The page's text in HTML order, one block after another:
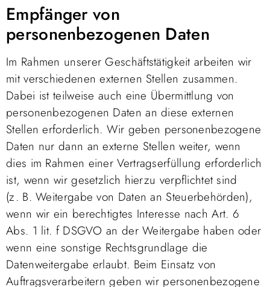
Empfänger von
personenbezogenen Daten
Im Rahmen unserer Geschäftstätigkeit arbeiten wir
mit verschiedenen externen Stellen zusammen.
Dabei ist teilweise auch eine Übermittlung von
personenbezogenen Daten an diese externen
Stellen erforderlich. Wir geben personenbezogene
Daten nur dann an externe Stellen weiter, wenn
dies im Rahmen einer Vertragserfüllung erforderlich
ist, wenn wir gesetzlich hierzu verpflichtet sind
(z. B. Weitergabe von Daten an Steuerbehörden),
wenn wir ein berechtigtes Interesse nach Art. 6
Abs. 1 lit. f DSGVO an der Weitergabe haben oder
wenn eine sonstige Rechtsgrundlage die
Datenweitergabe erlaubt. Beim Einsatz von
Auftragsverarbeitern geben wir personenbezogene